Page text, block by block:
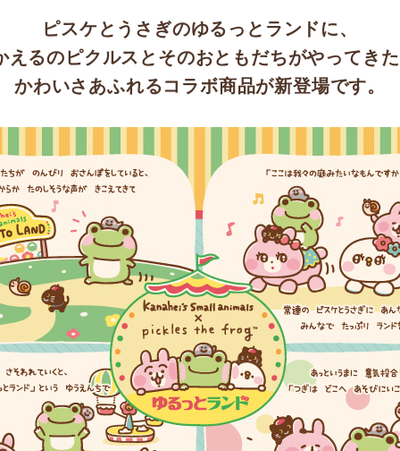
ピスケとうさぎのゆるっとランドに、
えるのピクルスとそのおともだちがやってき
かわいさあふれるコラボ商品が新登場です。